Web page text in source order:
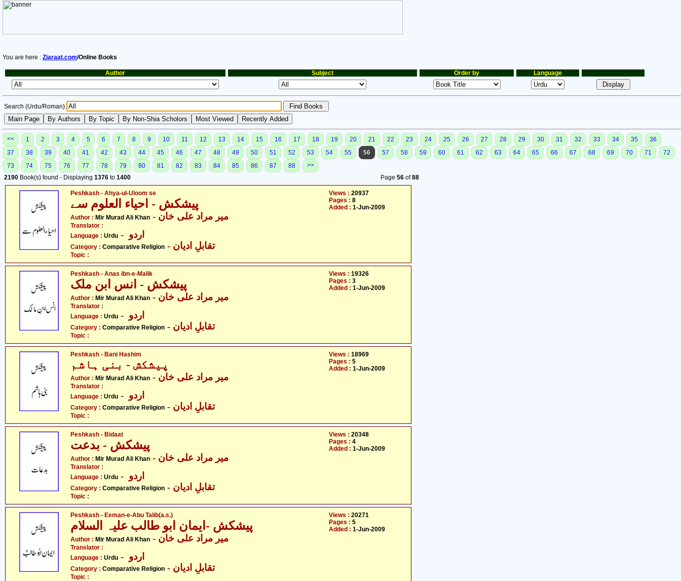
You are here : Ziaraat.com/Online Books
Author Subject Order by Language
Search (Urdu/Roman)
<< 1 2 3 4 5 6 7 8 9 10 11 12 13 14 15 16 17 18 19 20 21 22 23 24 25 26 27 28 29 30 31 32 33 34 35
36
37
38 39 40 41 42 43 44 45 46 47 48 49 50 51 52 53 54 55 56 57 58 59 60 61 62 63 64 65 66 67 68 69 70 71
72
73
74 75 76 77 78 79 80 81 82 83 84 85 86 87 88
>>
2190 Book(s) found - Displaying 1376 to 1400 Page 56of88
Peshkash - Ahya-ul-Uloom se
پیشکش - احیاء العلوم سے
Author : Mir Murad Ali Khan - میر مراد علی خان
Translator :
Language : Urdu
Category : Comparative Religion - تقابلِ ادیان
Topic :
Views : 20937
Pages : 8
Added : 1-Jun-2009
Peshkash - Anas ibn-e-Malik
پیشکش - انس ابن ملک
Author : Mir Murad Ali Khan - میر مراد علی خان
Translator :
Language : Urdu
Category : Comparative Religion - تقابلِ ادیان
Topic :
Views : 19326
Pages : 3
Added : 1-Jun-2009
Peshkash - Bani Hashim
پیشکش - بنی ہاشم
Author : Mir Murad Ali Khan - میر مراد علی خان
Translator :
Language : Urdu
Category : Comparative Religion - تقابلِ ادیان
Topic :
Views : 18969
Pages : 5
Added : 1-Jun-2009
Peshkash - Bidaat
پیشکش - بدعت
Author : Mir Murad Ali Khan - میر مراد علی خان
Translator :
Language : Urdu
Category : Comparative Religion - تقابلِ ادیان
Topic :
Views : 20348
Pages : 4
Added : 1-Jun-2009
Peshkash - Eeman-e-Abu Talib(a.s.)
پیشکش -ایمان ابو طالب علیہ السلام
Author : Mir Murad Ali Khan - میر مراد علی خان
Translator :
Language : Urdu
Category : Comparative Religion - تقابلِ ادیان
Topic :
Views : 20271
Pages : 5
Added : 1-Jun-2009